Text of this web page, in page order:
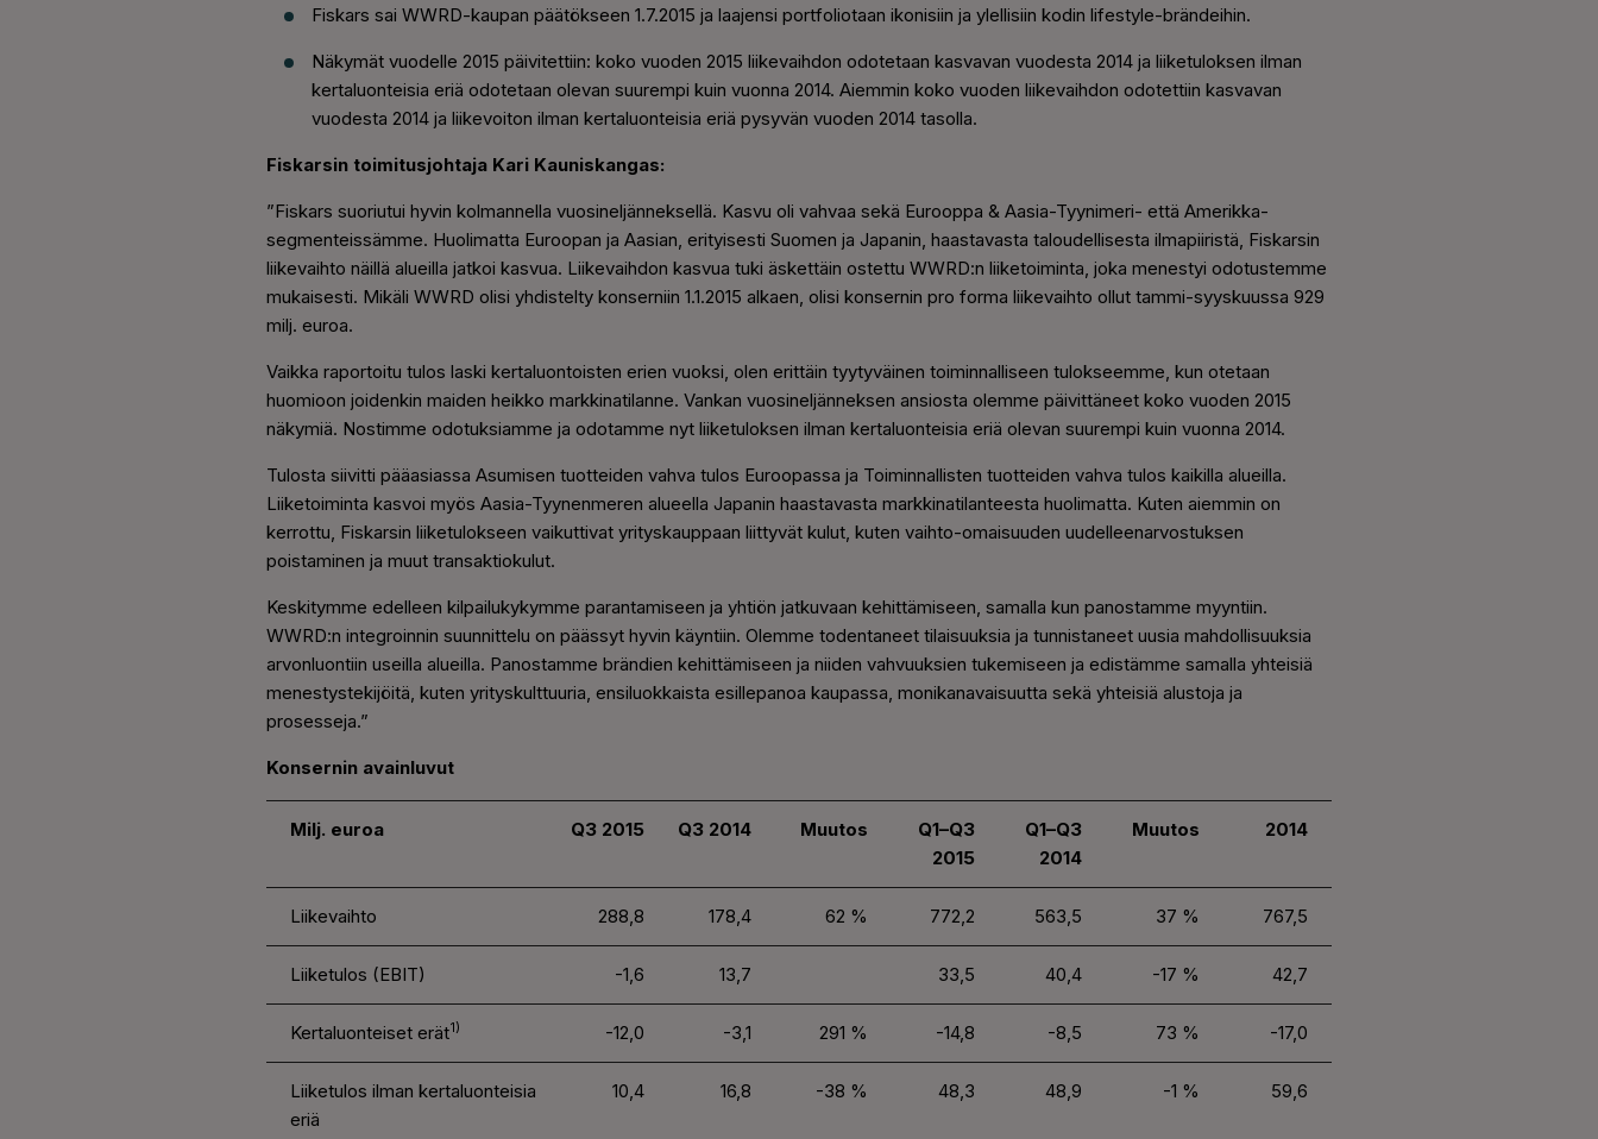
Fiskars sai WWRD-kaupan päätökseen 1.7.2015 ja laajensi portfoliotaan ikonisiin ja ylellisiin kodin lifestyle-brändeihin.
Näkymät vuodelle 2015 päivitettiin: koko vuoden 2015 liikevaihdon odotetaan kasvavan vuodesta 2014 ja liiketuloksen ilman
kertaluonteisia eriä odotetaan olevan suurempi kuin vuonna 2014. Aiemmin koko vuoden liikevaihdon odotettiin kasvavan
vuodesta 2014 ja liikevoiton ilman kertaluonteisia eriä pysyvän vuoden 2014 tasolla.
Fiskarsin toimitusjohtaja Kari Kauniskangas:
”Fiskars suoriutui hyvin kolmannella vuosineljänneksellä. Kasvu oli vahvaa sekä Eurooppa & Aasia-Tyynimeri- että Amerikka-
segmenteissämme. Huolimatta Euroopan ja Aasian, erityisesti Suomen ja Japanin, haastavasta taloudellisesta ilmapiiristä, Fiskarsin
liikevaihto näillä alueilla jatkoi kasvua. Liikevaihdon kasvua tuki äskettäin ostettu WWRD:n liiketoiminta, joka menestyi odotustemme
mukaisesti. Mikäli WWRD olisi yhdistelty konserniin 1.1.2015 alkaen, olisi konsernin pro forma liikevaihto ollut tammi-syyskuussa 929
milj. euroa.
Vaikka raportoitu tulos laski kertaluontoisten erien vuoksi, olen erittäin tyytyväinen toiminnalliseen tulokseemme, kun otetaan
huomioon joidenkin maiden heikko markkinatilanne. Vankan vuosineljänneksen ansiosta olemme päivittäneet koko vuoden 2015
näkymiä. Nostimme odotuksiamme ja odotamme nyt liiketuloksen ilman kertaluonteisia eriä olevan suurempi kuin vuonna 2014.
Tulosta siivitti pääasiassa Asumisen tuotteiden vahva tulos Euroopassa ja Toiminnallisten tuotteiden vahva tulos kaikilla alueilla.
Liiketoiminta kasvoi myös Aasia-Tyynenmeren alueella Japanin haastavasta markkinatilanteesta huolimatta. Kuten aiemmin on
kerrottu, Fiskarsin liiketulokseen vaikuttivat yrityskauppaan liittyvät kulut, kuten vaihto-omaisuuden uudelleenarvostuksen
poistaminen ja muut transaktiokulut.
Keskitymme edelleen kilpailukykymme parantamiseen ja yhtiön jatkuvaan kehittämiseen, samalla kun panostamme myyntiin.
WWRD:n integroinnin suunnittelu on päässyt hyvin käyntiin. Olemme todentaneet tilaisuuksia ja tunnistaneet uusia mahdollisuuksia
arvonluontiin useilla alueilla. Panostamme brändien kehittämiseen ja niiden vahvuuksien tukemiseen ja edistämme samalla yhteisiä
menestystekijöitä, kuten yrityskulttuuria, ensiluokkaista esillepanoa kaupassa, monikanavaisuutta sekä yhteisiä alustoja ja
prosesseja.”
Konsernin avainluvut
Milj. euroa Q3 2015 Q3 2014 Muutos
Q1–Q3
2015
Q1–Q3
2014
Muutos 2014
Liikevaihto 288,8 178,4 62 % 772,2 563,5 37 % 767,5
Liiketulos (EBIT) -1,6 13,7 33,5 40,4 -17 % 42,7
Kertaluonteiset erät1) -12,0 -3,1 291 % -14,8 -8,5 73 % -17,0
Liiketulos ilman kertaluonteisia
eriä
10,4 16,8 -38 % 48,3 48,9 -1 % 59,6